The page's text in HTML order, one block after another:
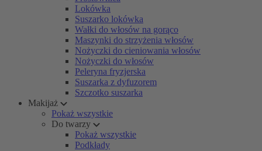
Lokówka
Suszarko lokówka
Wałki do włosów na gorąco
Maszynki do strzyżenia włosów
Nożyczki do cieniowania włosów
Nożyczki do włosów
Peleryna fryzjerska
Suszarka z dyfuzorem
Szczotko suszarka
Makijaż
Pokaż wszystkie
Do twarzy
Pokaż wszystkie
Podkłady